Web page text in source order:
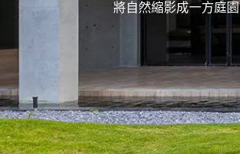
將自然縮影成一方庭園